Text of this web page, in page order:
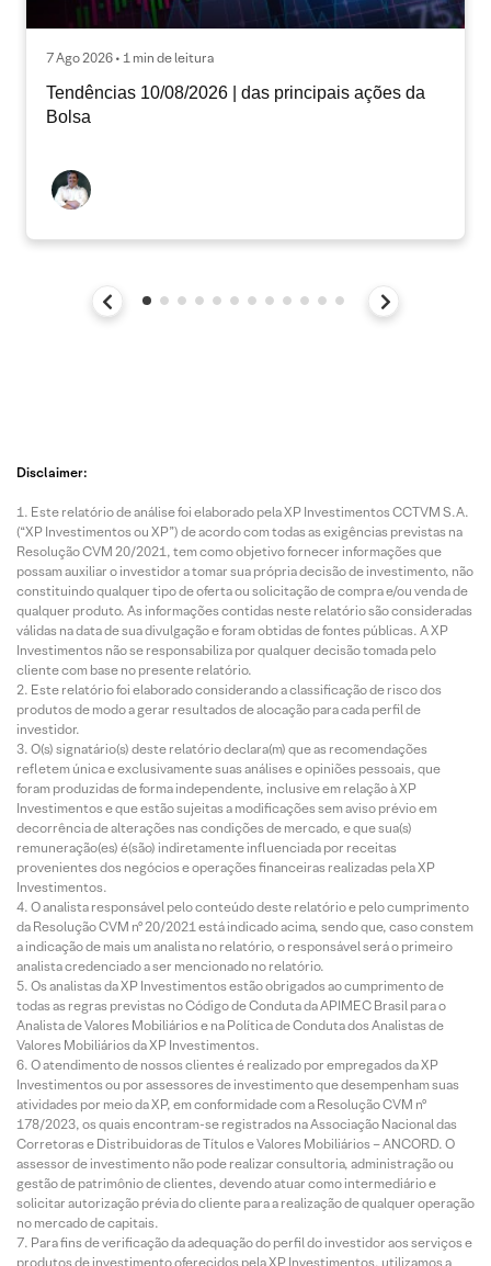
7 Ago 2026 • 1 min de leitura
Tendências 10/08/2026 | das principais ações da
Bolsa
Disclaimer:
Este relatório de análise foi elaborado pela XP Investimentos CCTVM S.A.
(“XP Investimentos ou XP”) de acordo com todas as exigências previstas na
Resolução CVM 20/2021, tem como objetivo fornecer informações que
possam auxiliar o investidor a tomar sua própria decisão de investimento, não
constituindo qualquer tipo de oferta ou solicitação de compra e/ou venda de
qualquer produto. As informações contidas neste relatório são consideradas
válidas na data de sua divulgação e foram obtidas de fontes públicas. A XP
Investimentos não se responsabiliza por qualquer decisão tomada pelo
cliente com base no presente relatório.
Este relatório foi elaborado considerando a classificação de risco dos
produtos de modo a gerar resultados de alocação para cada perfil de
investidor.
O(s) signatário(s) deste relatório declara(m) que as recomendações
refletem única e exclusivamente suas análises e opiniões pessoais, que
foram produzidas de forma independente, inclusive em relação à XP
Investimentos e que estão sujeitas a modificações sem aviso prévio em
decorrência de alterações nas condições de mercado, e que sua(s)
remuneração(es) é(são) indiretamente influenciada por receitas
provenientes dos negócios e operações financeiras realizadas pela XP
Investimentos.
O analista responsável pelo conteúdo deste relatório e pelo cumprimento
da Resolução CVM nº 20/2021 está indicado acima, sendo que, caso constem
a indicação de mais um analista no relatório, o responsável será o primeiro
analista credenciado a ser mencionado no relatório.
Os analistas da XP Investimentos estão obrigados ao cumprimento de
todas as regras previstas no Código de Conduta da APIMEC Brasil para o
Analista de Valores Mobiliários e na Política de Conduta dos Analistas de
Valores Mobiliários da XP Investimentos.
O atendimento de nossos clientes é realizado por empregados da XP
Investimentos ou por assessores de investimento que desempenham suas
atividades por meio da XP, em conformidade com a Resolução CVM nº
178/2023, os quais encontram-se registrados na Associação Nacional das
Corretoras e Distribuidoras de Títulos e Valores Mobiliários – ANCORD. O
assessor de investimento não pode realizar consultoria, administração ou
gestão de patrimônio de clientes, devendo atuar como intermediário e
solicitar autorização prévia do cliente para a realização de qualquer operação
no mercado de capitais.
Para fins de verificação da adequação do perfil do investidor aos serviços e
produtos de investimento oferecidos pela XP Investimentos, utilizamos a